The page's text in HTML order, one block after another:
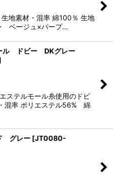
地素材・混率 綿100％ 生地
ベージュ×パープ…
ル ドビー DKグレー
ステルモール糸使用のドビ
混率 ポリエステル56% 綿
グレー [JT0080-